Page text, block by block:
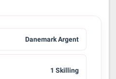
Danemark Argent
1 Skilling